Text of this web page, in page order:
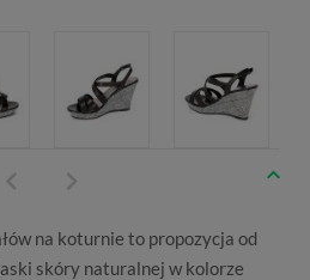
na koturnie to propozycja od
skóry naturalnej w kolorze